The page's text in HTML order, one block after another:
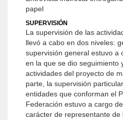
papel
SUPERVISIÓN
La supervisión de las
llevó a cabo en dos niveles:
supervisión general estuvo a
en la que se dio seguimiento
actividades del proyecto de
parte, la supervisión
entidades que conforman el
Federación estuvo a cargo
carácter de representante de